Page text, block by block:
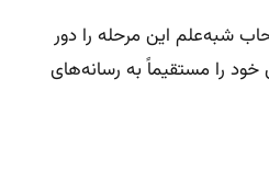
شبه‌علم این مرحله را دور
خود را مستقیماً به رسانه‌های